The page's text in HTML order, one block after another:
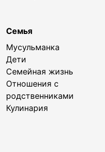
Семья
Мусульманка
Дети
Семейная жизнь
Отношения с
родственниками
Кулинария